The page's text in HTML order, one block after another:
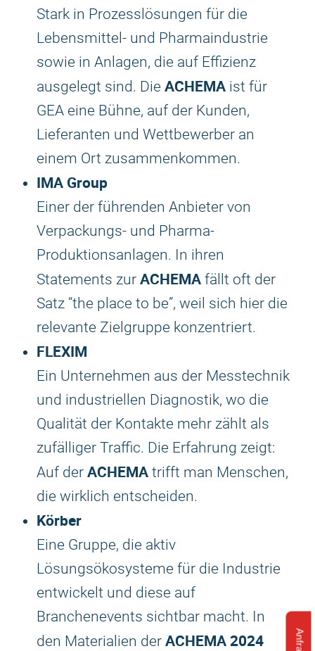
Stark in Prozesslösungen für die
Lebensmittel- und Pharmaindustrie
sowie in Anlagen, die auf Effizienz
ausgelegt sind. Die ACHEMA ist für
GEA eine Bühne, auf der Kunden,
Lieferanten und Wettbewerber an
einem Ort zusammenkommen.
IMA Group
Einer der führenden Anbieter von
Verpackungs- und Pharma-
Produktionsanlagen. In ihren
Statements zur ACHEMA fällt oft der
Satz “the place to be”, weil sich hier die
relevante Zielgruppe konzentriert.
FLEXIM
Ein Unternehmen aus der Messtechnik
und industriellen Diagnostik, wo die
Qualität der Kontakte mehr zählt als
zufälliger Traffic. Die Erfahrung zeigt:
Auf der ACHEMA trifft man Menschen,
die wirklich entscheiden.
Körber
Eine Gruppe, die aktiv
Lösungsökosysteme für die Industrie
entwickelt und diese auf
Branchenevents sichtbar macht. In
den Materialien der ACHEMA2024